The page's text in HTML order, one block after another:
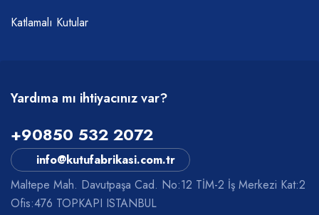
Katlamalı Kutular
Yardıma mı ihtiyacınız var?
+90850 532 2072
info@kutufabrikasi.com.tr
Maltepe Mah. Davutpaşa Cad. No:12 TİM-2 İş Merkezi Kat:2
Ofis:476 TOPKAPI ISTANBUL